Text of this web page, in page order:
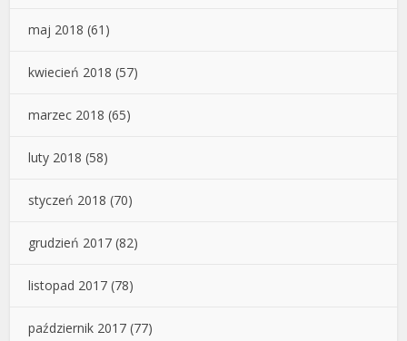
maj 2018 (61)
kwiecień 2018 (57)
marzec 2018 (65)
luty 2018 (58)
styczeń 2018 (70)
grudzień 2017 (82)
listopad 2017 (78)
październik 2017 (77)